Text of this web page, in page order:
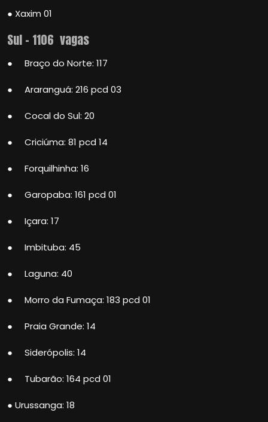
● Xaxim 01
Sul – 1106 vagas
● Braço do Norte: 117
● Araranguá: 216 pcd 03
● Cocal do Sul: 20
● Criciúma: 81 pcd 14
● Forquilhinha: 16
● Garopaba: 161 pcd 01
● Içara: 17
● Imbituba: 45
● Laguna: 40
● Morro da Fumaça: 183 pcd 01
● Praia Grande: 14
● Siderópolis: 14
● Tubarão: 164 pcd 01
● Urussanga: 18